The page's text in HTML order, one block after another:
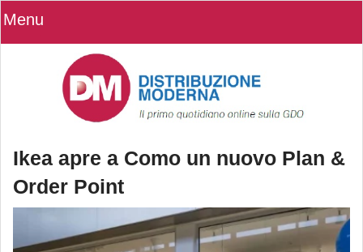
Menu
Ikea apre a Como un nuovo Plan &
Order Point